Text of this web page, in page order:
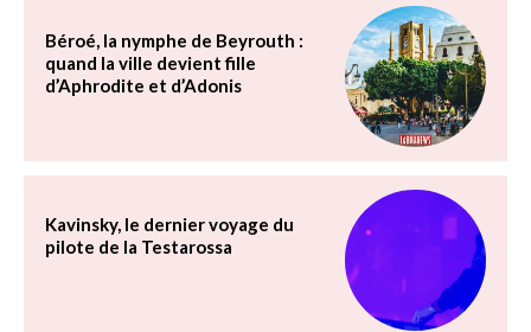
Béroé, la nymphe de Beyrouth :
quand la ville devient fille
d’Aphrodite et d’Adonis
Kavinsky, le dernier voyage du
pilote de la Testarossa